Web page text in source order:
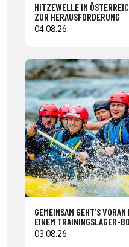
HITZEWELLE IN
ZUR HERAUSFORDERUNG
04.08.26
GEMEINSAM GEHT’S
EINEM TRAININGSLAGER-
03.08.26